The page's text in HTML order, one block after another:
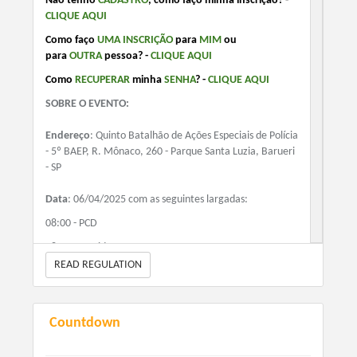
CLIQUE AQUI
Como faço UMA INSCRIÇÃO para MIM ou
para OUTRA pessoa? -CLIQUE AQUI
Como RECUPERAR minha SENHA? - CLIQUE AQUI
SOBRE O EVENTO:
Endereço: Quinto Batalhão de Ações Especiais de Polícia
- 5º BAEP, R. Mônaco, 260 - Parque Santa Luzia, Barueri
- SP
Data: 06/04/2025 com as seguintes largadas:
08:00 - PCD
08:05 - Corrida 5KM
08:10 - Corrida 10 km e Caminhada
READ REGULATION
Countdown